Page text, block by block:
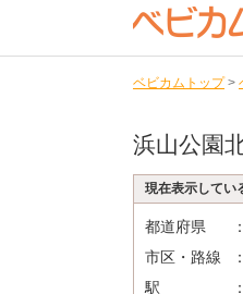
ベビカムトップ >
浜山公園
現在表示してい
都道府県
市区・路線
駅